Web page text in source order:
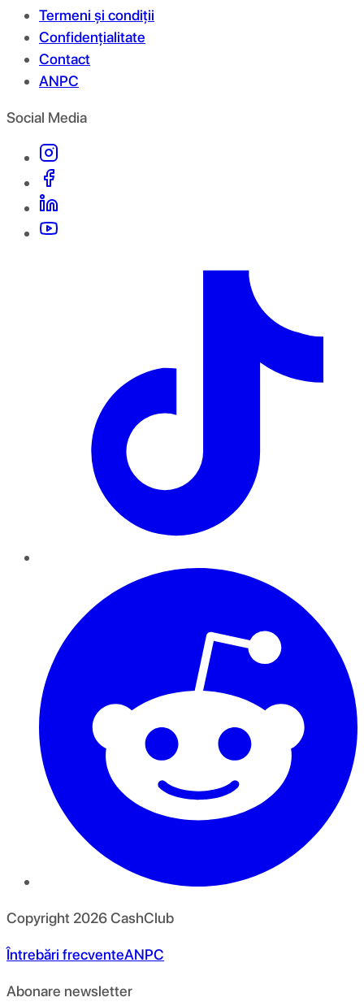
Termeni și condiții
Confidențialitate
Contact
ANPC
Social Media
Copyright 2026CashClub
Întrebări frecventeANPC
Abonare newsletter